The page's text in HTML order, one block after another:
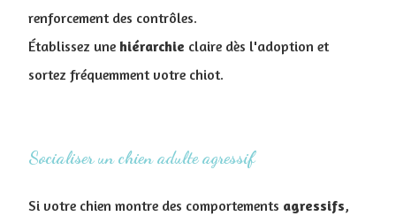
renforcement des contrôles.
Établissez une hiérarchie claire dès l'adoption et
sortez fréquemment votre chiot.
Socialiser un chien adulte agressif
Si votre chien montre des comportements agressifs,